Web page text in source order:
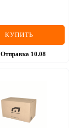
КУПИТЬ
Отправка 10.08